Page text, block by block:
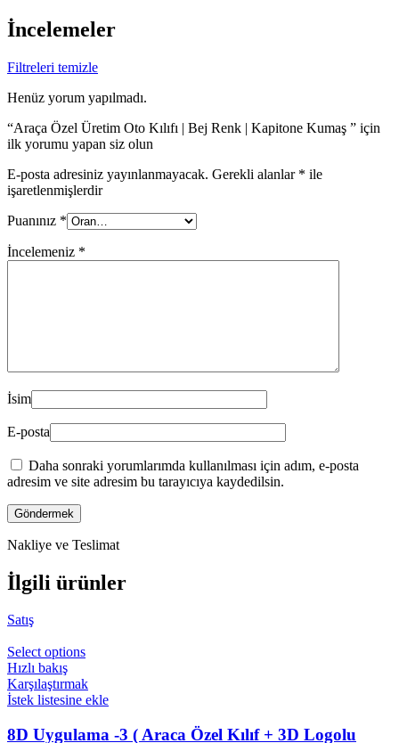
İncelemeler
Filtreleri temizle
Henüz yorum yapılmadı.
“Araça Özel Üretim Oto Kılıfı | Bej Renk | Kapitone Kumaş ” için
ilk yorumu yapan siz olun
E-posta adresiniz yayınlanmayacak. Gerekli alanlar * ile
işaretlenmişlerdir
Puanınız *
İncelemeniz *
İsim
E-posta
Daha sonraki yorumlarımda kullanılması için adım, e-posta
adresim ve site adresim bu tarayıcıya kaydedilsin.
Nakliye ve Teslimat
İlgili ürünler
Satış
Select options
Hızlı bakış
Karşılaştırmak
İstek listesine ekle
8D Uygulama -3 ( Araca Özel Kılıf + 3D Logolu